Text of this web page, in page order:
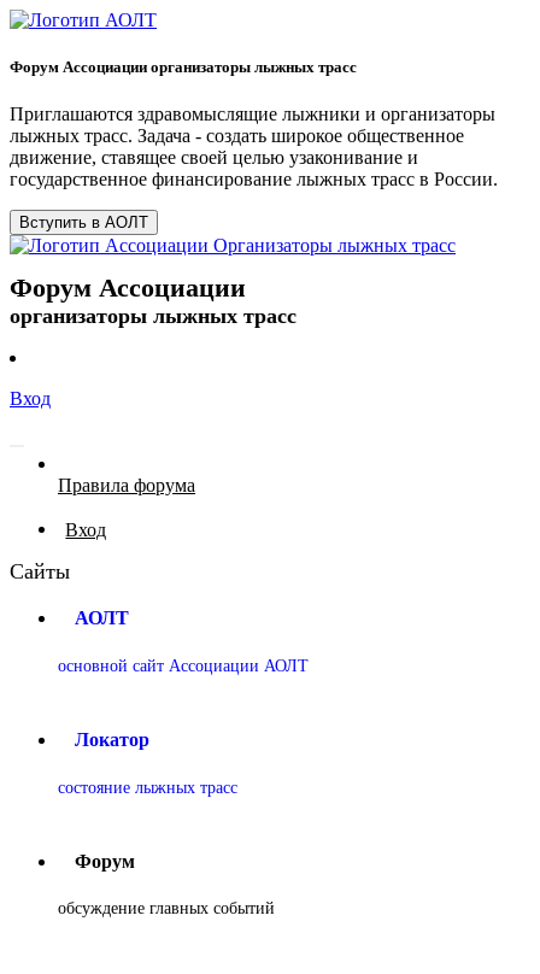
Форум Ассоциации организаторы лыжных трасс
Приглашаются здравомыслящие лыжники и организаторы
лыжных трасс. Задача - создать широкое общественное
движение, ставящее своей целью узаконивание и
государственное финансирование лыжных трасс в России.
Вступить в АОЛТ
Форум Ассоциации
организаторы лыжных трасс
Вход
Правила форума
Вход
Сайты
АОЛТ
основной сайт Ассоциации АОЛТ
Локатор
состояние лыжных трасс
Форум
обсуждение главных событий